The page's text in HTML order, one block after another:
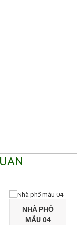
NHÀ PHỐ
MẪU 04